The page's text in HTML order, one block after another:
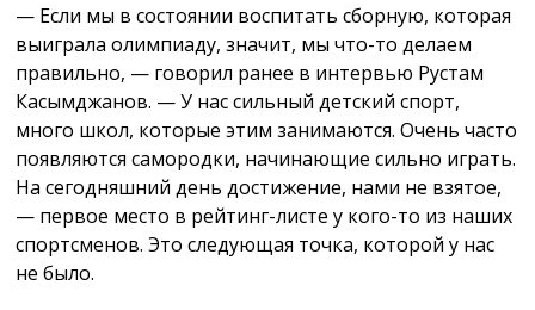
— Если мы в состоянии воспитать сборную, которая
выиграла олимпиаду, значит, мы что-то делаем
правильно, — говорил ранее в интервью Рустам
Касымджанов. — У нас сильный детский спорт,
много школ, которые этим занимаются. Очень часто
появляются самородки, начинающие сильно играть.
На сегодняшний день достижение, нами не взятое,
— первое место в рейтинг-листе у кого-то из наших
спортсменов. Это следующая точка, которой у нас
не было.